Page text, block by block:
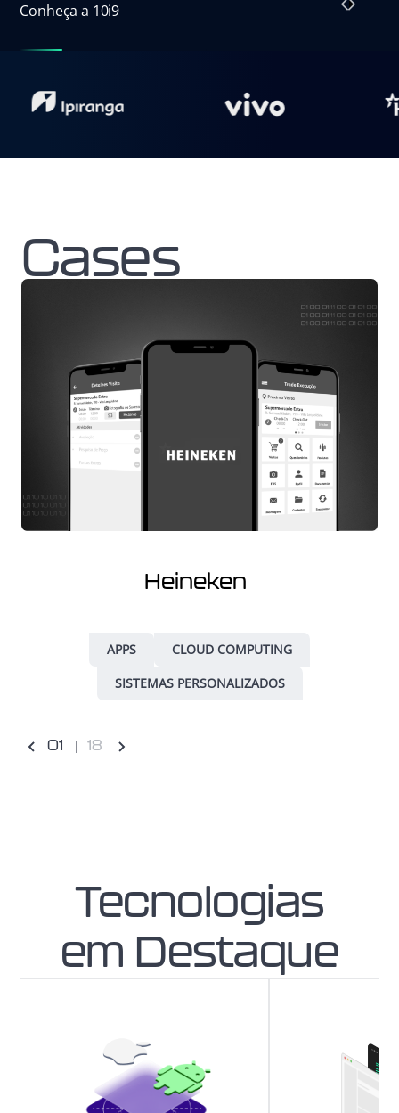
Conheça a 10i9
Cases
Heineken
APPS
CLOUD COMPUTING
SISTEMAS PERSONALIZADOS
01 18
Tecnologias
em Destaque